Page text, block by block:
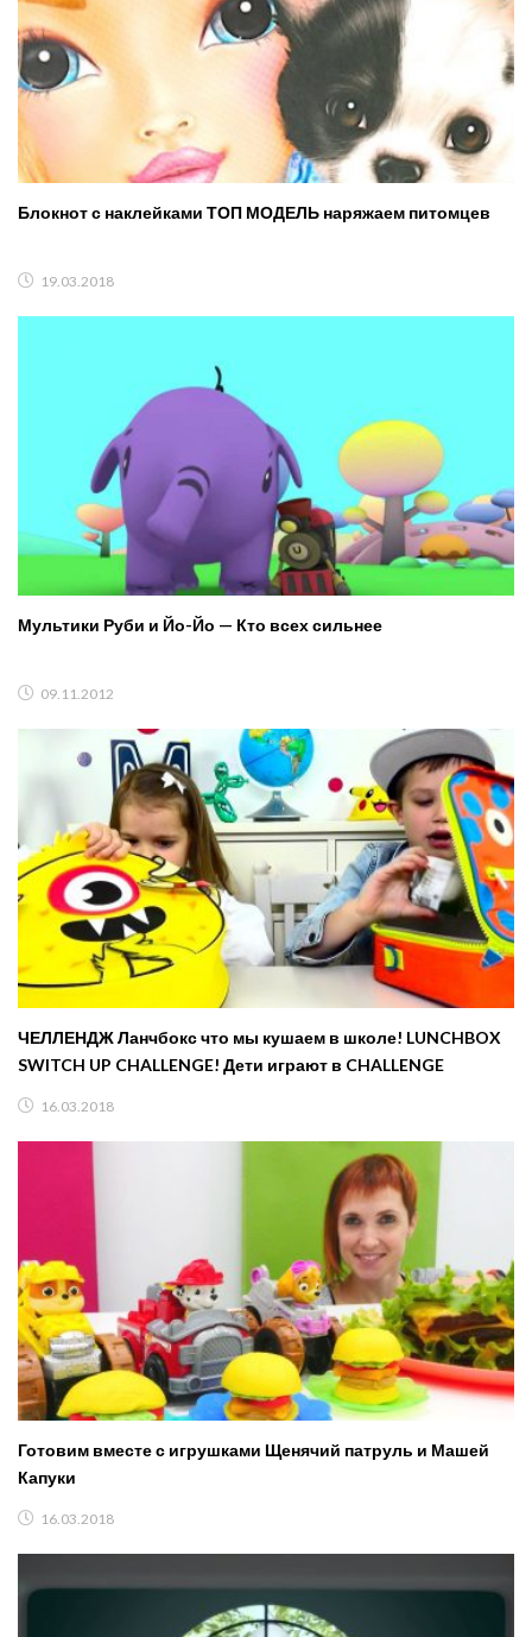
Блокнот с наклейками ТОП МОДЕЛЬ наряжаем питомцев
19.03.2018
Мультики Руби и Йо-Йо — Кто всех сильнее
09.11.2012
ЧЕЛЛЕНДЖ Ланчбокс что мы кушаем в школе! LUNCHBOX
SWITCH UP CHALLENGE! Дети играют в CHALLENGE
16.03.2018
Готовим вместе с игрушками Щенячий патруль и Машей
Капуки
16.03.2018